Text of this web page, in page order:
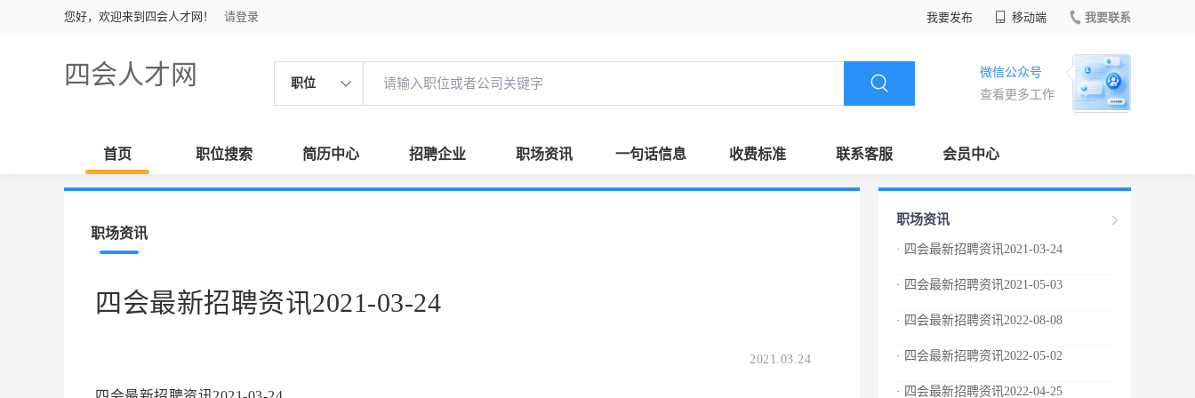
您好，欢迎来到四会人才网！ 请登录 我要发布 移动端 我要联系
四会人才网 职位
微信公众号
查看更多工作
首页 职位搜索 简历中心 招聘企业 职场资讯 一句话信息 收费标准 联系客服 会员中心
职场资讯
四会最新招聘资讯2021-03-24
2021.03.24
职场资讯
· 四会最新招聘资讯2021-03-24
· 四会最新招聘资讯2021-05-03
· 四会最新招聘资讯2022-08-08
· 四会最新招聘资讯2022-05-02
· 四会最新招聘资讯2022-04-25